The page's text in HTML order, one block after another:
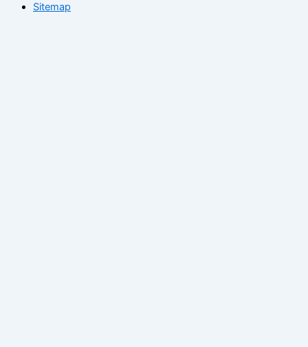
Sitemap